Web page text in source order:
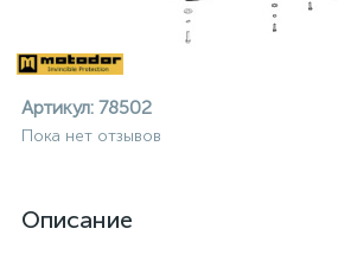
Артикул: 78502
Пока нет отзывов
Описание